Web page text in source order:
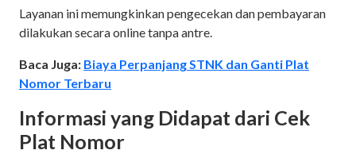
Layanan ini memungkinkan pengecekan dan pembayaran
dilakukan secara online tanpa antre.
Baca Juga: Biaya Perpanjang STNK dan Ganti Plat
Nomor Terbaru
Informasi yang Didapat dari Cek
Plat Nomor